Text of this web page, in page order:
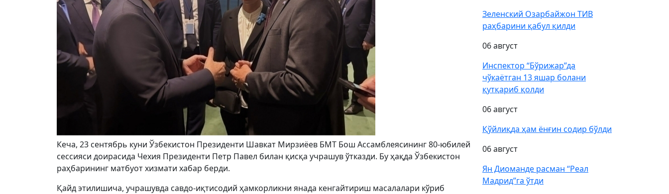
Кеча, 23 сентябрь куни Ўзбекистон Президенти Шавкат Мирзиёев БМТ Бош Ассамблеясининг 80-юбилей
сессияси доирасида Чехия Президенти Петр Павел билан қисқа учрашув ўтказди. Бу ҳақда Ўзбекистон
раҳбарининг матбуот хизмати хабар берди.
Қайд этилишича, учрашувда савдо-иқтисодий ҳамкорликни янада кенгайтириш масалалари кўриб
Зеленский Озарбайжон ТИВ
раҳбарини қабул қилди
06 август
Инспектор “Бўрижар”да
чўкаётган 13 яшар болани
қутқариб қолди
06 август
Қўйлиқда ҳам ёнғин содир бўлди
06 август
Ян Диоманде расман “Реал
Мадрид”га ўтди